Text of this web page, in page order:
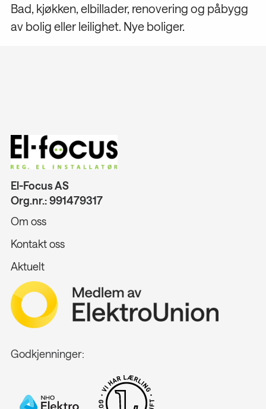
Bad, kjøkken, elbillader, renovering og påbygg
av bolig eller leilighet. Nye boliger.
El-Focus AS
Org.nr.: 991479317
Om oss
Kontakt oss
Aktuelt
Godkjenninger: